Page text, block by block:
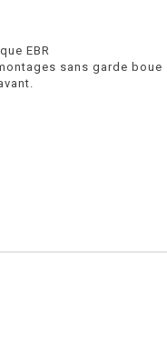
EBR
sans garde boue